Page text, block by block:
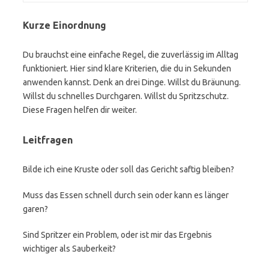
Kurze Einordnung
Du brauchst eine einfache Regel, die zuverlässig im Alltag
funktioniert. Hier sind klare Kriterien, die du in Sekunden
anwenden kannst. Denk an drei Dinge. Willst du Bräunung.
Willst du schnelles Durchgaren. Willst du Spritzschutz.
Diese Fragen helfen dir weiter.
Leitfragen
Bilde ich eine Kruste oder soll das Gericht saftig bleiben?
Muss das Essen schnell durch sein oder kann es länger
garen?
Sind Spritzer ein Problem, oder ist mir das Ergebnis
wichtiger als Sauberkeit?